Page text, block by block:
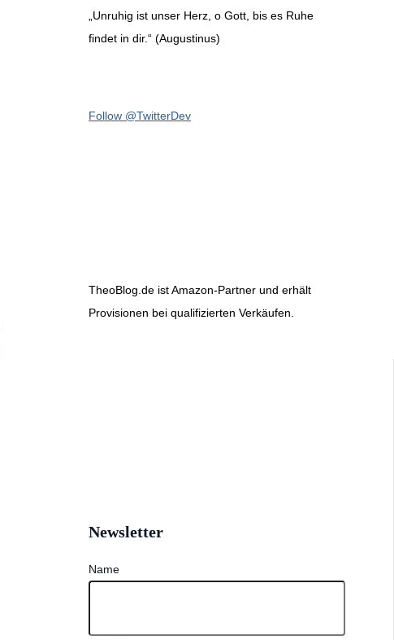
„Unruhig ist unser Herz, o Gott, bis es Ruhe
findet in dir.“ (Augustinus)
Follow @TwitterDev
TheoBlog.de ist Amazon-Partner und erhält
Provisionen bei qualifizierten Verkäufen.
Newsletter
Name